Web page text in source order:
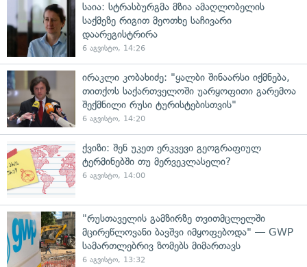
საია: სტრასბურგმა მზია ამაღლობელის
საქმეზე რიგით მეოთხე საჩივარი
დაარეგისტრირა
6 აგვისტო, 14:26
ირაკლი კობახიძე: "ყალბი შინაარსი იქმნება,
თითქოს საქართველოში უარყოფითი გარემოა
შექმნილი რუსი ტურისტებისთვის"
6 აგვისტო, 14:20
ქვიზი: შენ უკეთ ერკვევი გეოგრაფიულ
ტერმინებში თუ მერვეკლასელი?
6 აგვისტო, 14:00
"რუსთაველის გამზირზე თვითმცლელში
მცირეწლოვანი ბავშვი იმყოფებოდა" — GWP
სამართლებრივ ზომებს მიმართავს
6 აგვისტო, 13:32